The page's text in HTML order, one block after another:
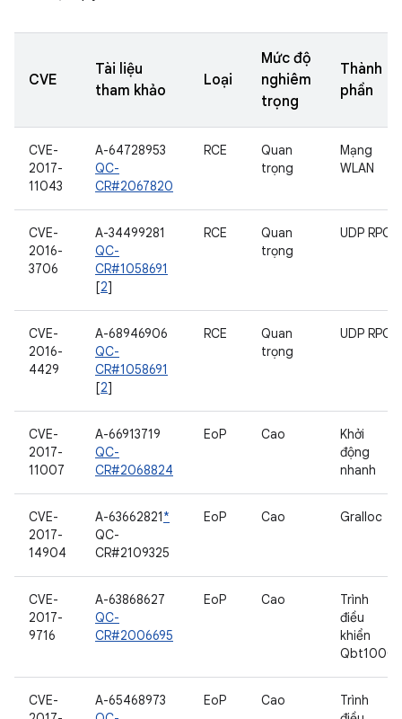
CVE
Tài liệu
tham khảo
Loại
Mức độ
nghiêm
trọng
Thành
phần
CVE-
2017-
11043
A-64728953
QC-
CR#2067820
RCE
Quan
trọng
Mạng
WLAN
CVE-
2016-
3706
A-34499281
QC-
CR#1058691
[2]
RCE
Quan
trọng
UDP RPC
CVE-
2016-
4429
A-68946906
QC-
CR#1058691
[2]
RCE
Quan
trọng
UDP RPC
CVE-
2017-
11007
A-66913719
QC-
CR#2068824
EoP Cao
Khởi
động
nhanh
CVE-
2017-
14904
A-63662821*
QC-
CR#2109325
EoP Cao Gralloc
CVE-
2017-
9716
A-63868627
QC-
CR#2006695
EoP Cao
Trình
điều
khiển
Qbt1000
CVE-
A-65468973
EoP Cao
Trình